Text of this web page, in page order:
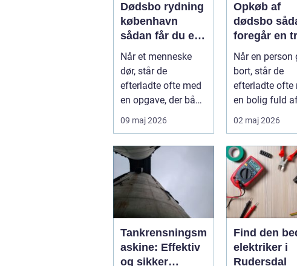
Dødsbo rydning
københavn
sådan får du en
tryg og effektiv
løsning
Når et menneske
dør, står de
efterladte ofte med
en opgave, der både
er praktisk
krævende og
følelse...
09 maj 2026
Opkøb af
dødsbo sådan
foregår en
og
proces
Når en person
bort, står de
efterladte ofte
en bolig fuld
minder, møbler
personlige ej...
02 maj 2026
Tankrensningsm
askine: Effektiv
og sikker
Find den
elektriker i
Rudersdal